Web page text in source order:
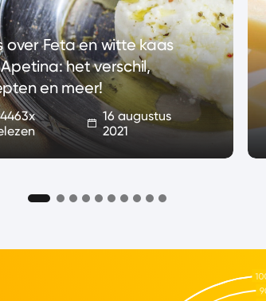
over Feta en witte kaas
het verschil,
en meer!
16 augustus
2021